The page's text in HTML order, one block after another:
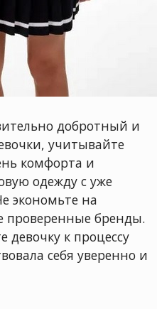
добротный и
учитывайте
комфорта и
одежду с уже
экономьте на
проверенные бренды.
к процессу
себя уверенно и